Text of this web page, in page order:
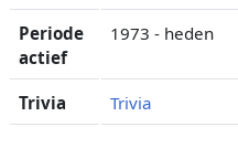
Periode
actief
1973 - heden
Trivia Trivia